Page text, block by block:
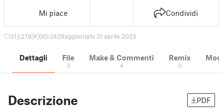
Mi piace Condividi
31 278 0 2429aggiornato 21 aprile 2023
Dettagli File
3
Make & Commenti
4
Remix
0
Descrizione PDF